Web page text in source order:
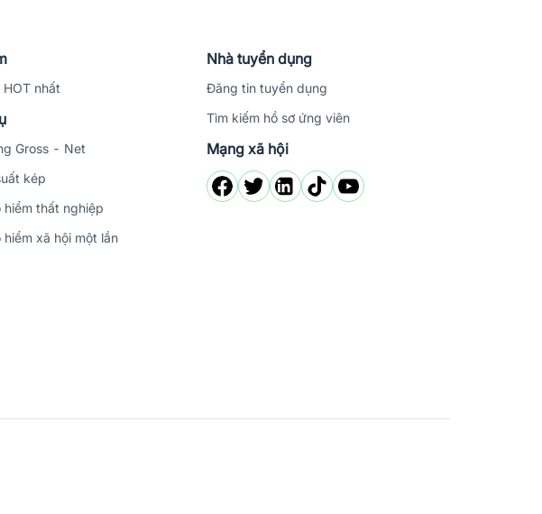
nhất
Gross - Net
kép
hiểm thất nghiệp
hiểm xã hội một lần
Nhà tuyển dụng
Đăng tin tuyển dụng
Tìm kiếm hồ sơ ứng viên
Mạng xã hội